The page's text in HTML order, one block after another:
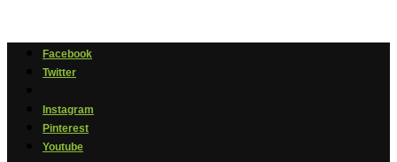
Facebook
Twitter
Instagram
Pinterest
Youtube